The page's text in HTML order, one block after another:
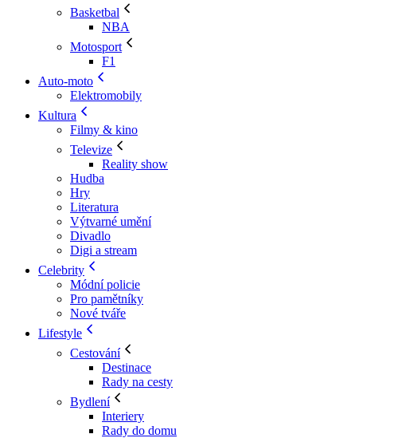
Basketbal
NBA
Motosport
F1
Auto-moto
Elektromobily
Kultura
Filmy & kino
Televize
Reality show
Hudba
Hry
Literatura
Výtvarné umění
Divadlo
Digi a stream
Celebrity
Módní policie
Pro pamětníky
Nové tváře
Lifestyle
Cestování
Destinace
Rady na cesty
Bydlení
Interiery
Rady do domu